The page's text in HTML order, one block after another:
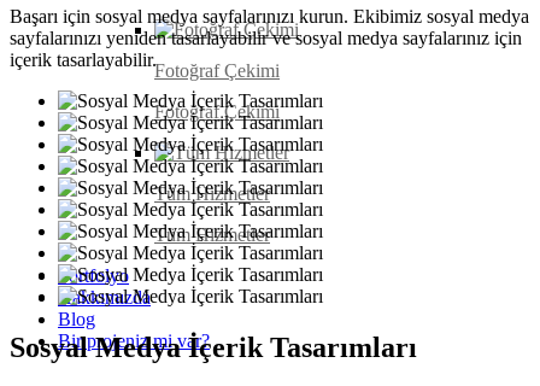
Fotoğraf Çekimi
Fotoğraf Çekimi
Tüm Hizmetler
Tüm Hizmetler
Portfolyo
Hakkımızda
Blog
Bir projeniz mi var?
Başarı için sosyal medya sayfalarınızı kurun. Ekibimiz sosyal medya
sayfalarınızı yeniden tasarlayabilir ve sosyal medya sayfalarınız için
içerik tasarlayabilir.
Sosyal Medya İçerik Tasarımları